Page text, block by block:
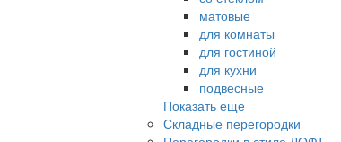
матовые
для комнаты
для гостиной
для кухни
подвесные
Показать еще
Складные перегородки